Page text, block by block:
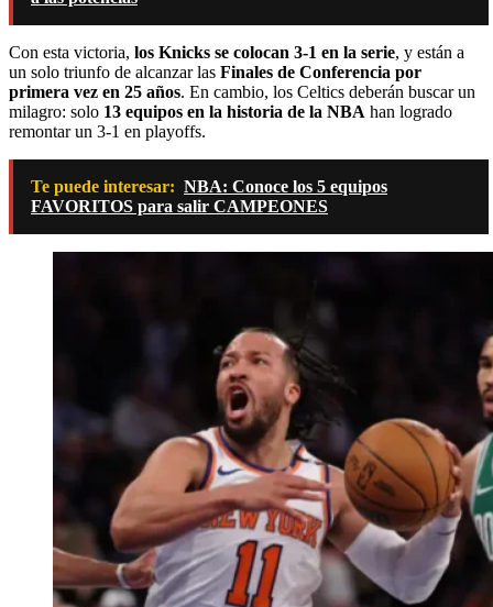
Con esta victoria, los Knicks se colocan 3-1 en la serie, y están a
un solo triunfo de alcanzar las Finales de Conferencia por
primera vez en 25 años. En cambio, los Celtics deberán buscar un
milagro: solo 13 equipos en la historia de la NBA han logrado
remontar un 3-1 en playoffs.
Te puede interesar: NBA: Conoce los 5 equipos
FAVORITOS para salir CAMPEONES